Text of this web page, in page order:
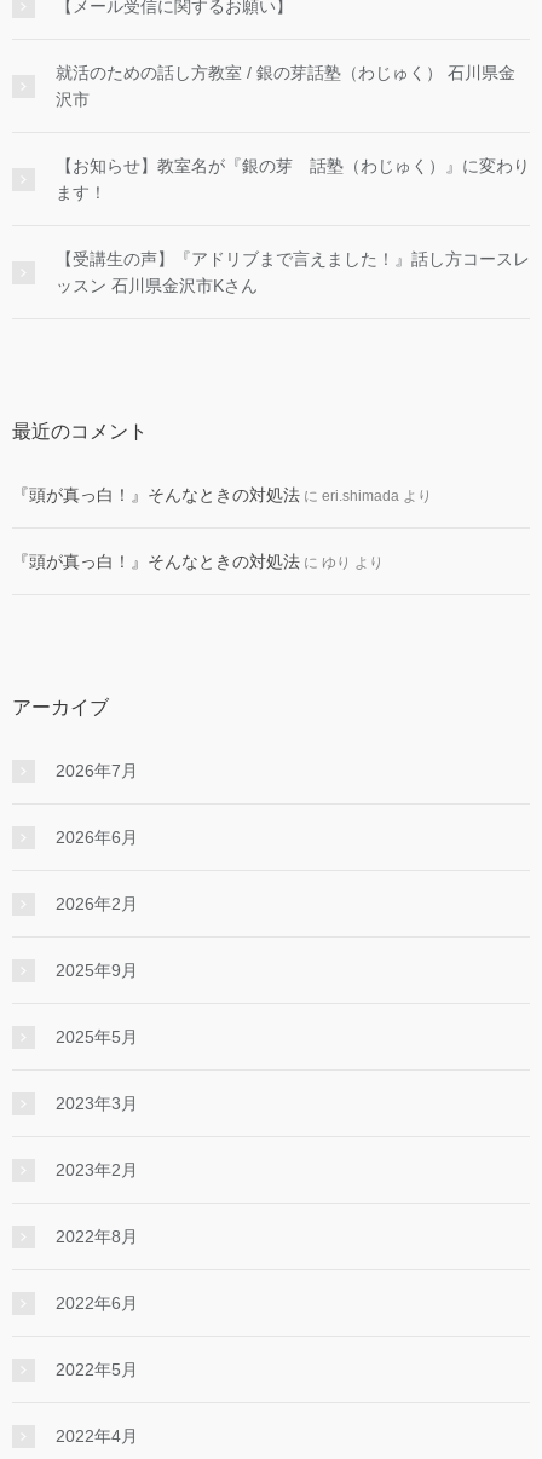
【メール受信に関するお願い】
就活のための話し方教室 / 銀の芽話塾（わじゅく） 石川県金
沢市
【お知らせ】教室名が『銀の芽 話塾（わじゅく）』に変わり
ます！
【受講生の声】『アドリブまで言えました！』話し方コースレ
ッスン 石川県金沢市Kさん
最近のコメント
『頭が真っ白！』そんなときの対処法 に eri.shimada より
『頭が真っ白！』そんなときの対処法 に ゆり より
アーカイブ
2026年7月
2026年6月
2026年2月
2025年9月
2025年5月
2023年3月
2023年2月
2022年8月
2022年6月
2022年5月
2022年4月